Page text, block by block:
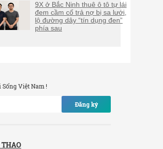
9X ở Bắc Ninh thuê ô tô tự lái
đem cầm cố trả nợ bị sa lưới,
lộ đường dây “tín dụng đen”
phía sau
Việt Nam !
Đăng ký